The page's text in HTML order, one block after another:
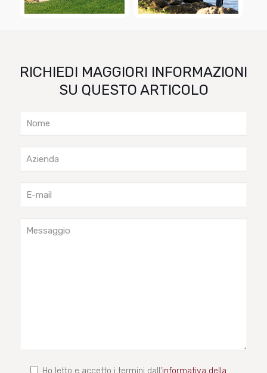
RICHIEDI MAGGIORI INFORMAZIONI
SU QUESTO ARTICOLO
Ho letto e accetto i termini dall'informativa della